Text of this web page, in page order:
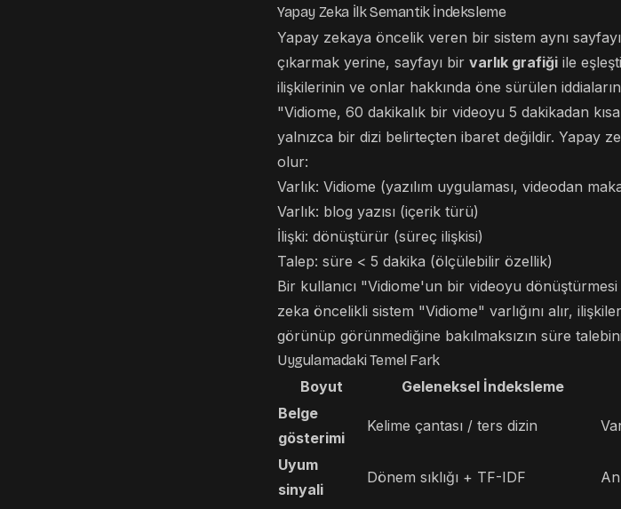
Yapay Zeka İlk Semantik İndeksleme
Yapay zekaya öncelik veren bir sistem aynı sayfayı
çıkarmak yerine, sayfayı bir varlık grafiği ile
ilişkilerinin ve onlar hakkında öne sürülen
"Vidiome, 60 dakikalık bir videoyu 5 dakikadan
yalnızca bir dizi belirteçten ibaret değildir. Yapay
olur:
Varlık: Vidiome (yazılım uygulaması, videodan
Varlık: blog yazısı (içerik türü)
İlişki: dönüştürür (süreç ilişkisi)
Talep: süre < 5 dakika (ölçülebilir özellik)
Bir kullanıcı "Vidiome'un bir videoyu
zeka öncelikli sistem "Vidiome" varlığını alır,
görünüp görünmediğine bakılmaksızın süre
Uygulamadaki Temel Fark
Boyut Geleneksel İndeksleme
Belge
gösterimi
Kelime çantası / ters dizin
Uyum
sinyali
Dönem sıklığı + TF-IDF